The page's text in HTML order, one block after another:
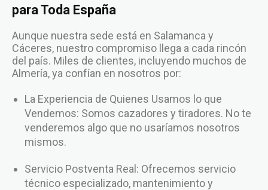
para Toda España
Aunque nuestra sede está en Salamanca y
Cáceres, nuestro compromiso llega a cada rincón
del país. Miles de clientes, incluyendo muchos de
Almería, ya confían en nosotros por:
La Experiencia de Quienes Usamos lo que
Vendemos: Somos cazadores y tiradores. No te
venderemos algo que no usaríamos nosotros
mismos.
Servicio Postventa Real: Ofrecemos servicio
técnico especializado, mantenimiento y